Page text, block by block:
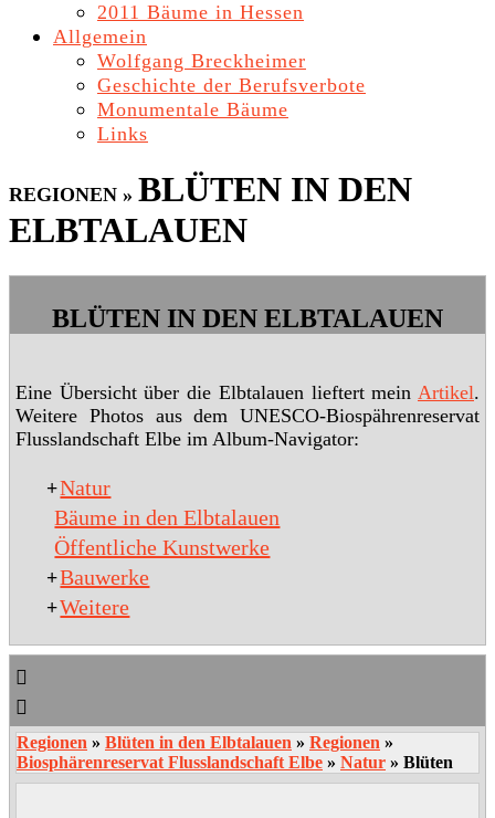
2011 Bäume in Hessen
Allgemein
Wolfgang Breckheimer
Geschichte der Berufsverbote
Monumentale Bäume
Links
REGIONEN » BLÜTEN IN DEN
ELBTALAUEN
BLÜTEN IN DEN ELBTALAUEN
Eine Übersicht über die Elbtalauen lieftert mein Artikel.
Weitere Photos aus dem UNESCO-Biospährenreservat
Flusslandschaft Elbe im Album-Navigator:
+Natur
Bäume in den Elbtalauen
Öffentliche Kunstwerke
+Bauwerke
+Weitere
Regionen » Blüten in den Elbtalauen » Regionen »
Biosphärenreservat Flusslandschaft Elbe » Natur » Blüten